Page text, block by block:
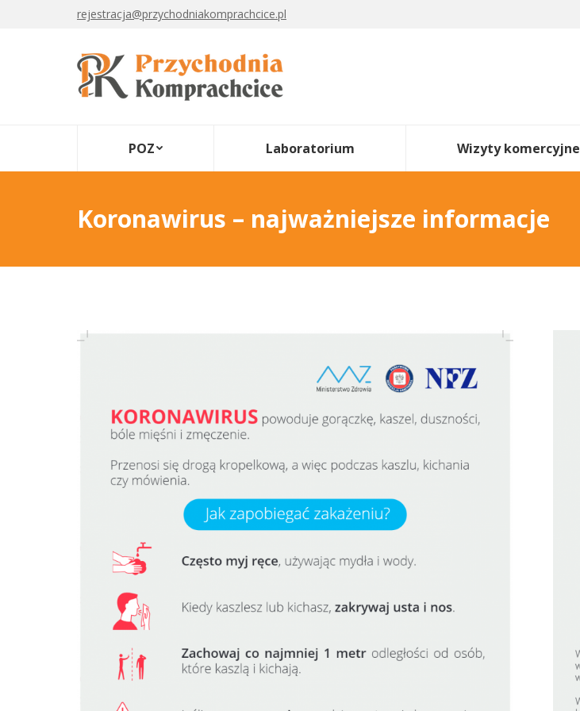
rejestracja@przychodniakomprachcice.pl
POZ Laboratorium Wizyty komercyjne
Koronawirus – najważniejsze informacje